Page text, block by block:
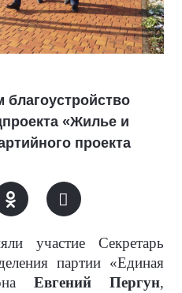
благоустройство
«Жилье и
проекта
участие Секретарь
партии «Единая
Евгений Пергун,